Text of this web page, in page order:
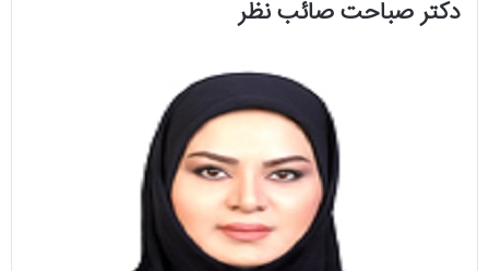
دکتر صباحت صائب نظر